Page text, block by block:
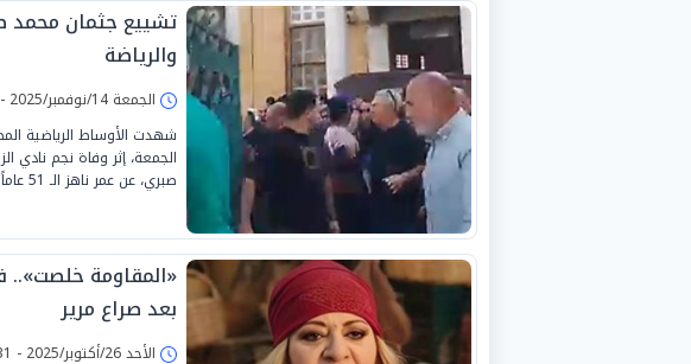
تشييع جثمان محمد
والرياضة
الجمعة 14/نوفمبر/2025 - 04:01 م
شهدت الأوساط الرياضية
الجمعة، إثر وفاة نجم نادي
صبري، عن عمر ناهز الـ 51 عاماً.
«المقاومة
بعد صراع مرير
الأحد 26/أكتوبر/2025 - 03:31 م